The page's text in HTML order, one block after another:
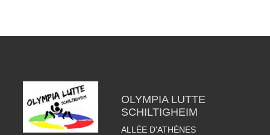
OLYMPIA LUTTE
SCHILTIGHEIM
ALLÉE D'ATHÈNES